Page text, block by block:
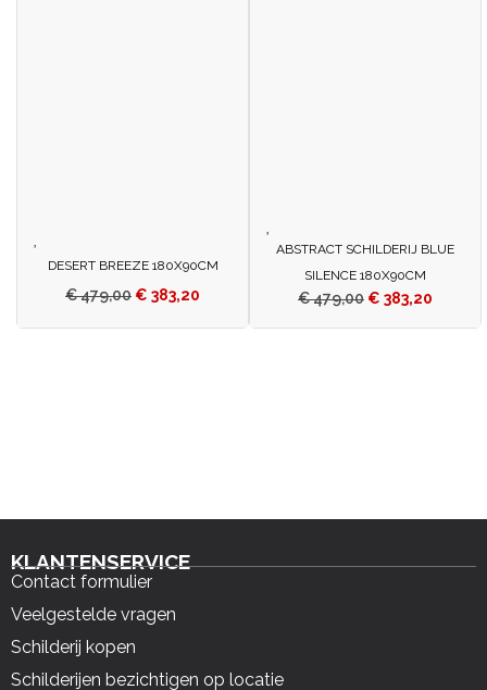
DESERT BREEZE 180X90CM
€479,00 € 383,20
ABSTRACT SCHILDERIJ BLUE
SILENCE 180X90CM
€479,00 € 383,20
KLANTENSERVICE
Contact formulier
Veelgestelde vragen
Schilderij kopen
Schilderijen bezichtigen op locatie